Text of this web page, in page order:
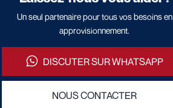
Un seul partenaire pour tous vos besoins en
approvisionnement.
DISCUTER SUR WHATSAPP
NOUS CONTACTER